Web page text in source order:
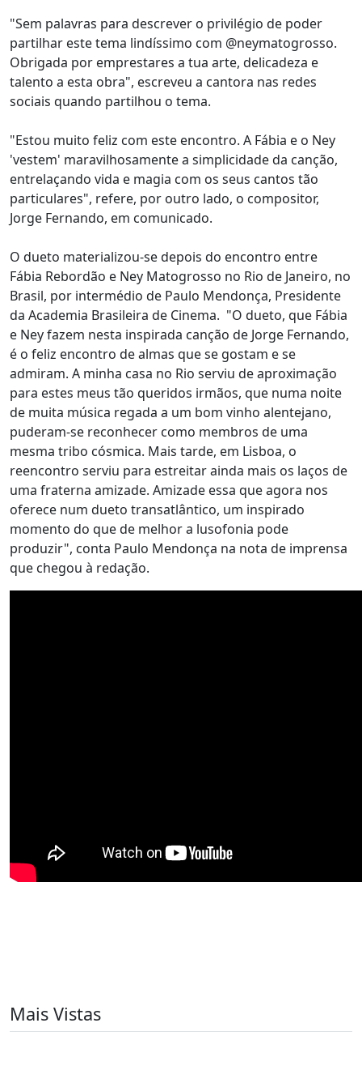
"Sem palavras para descrever o privilégio de poder
partilhar este tema lindíssimo com @neymatogrosso.
Obrigada por emprestares a tua arte, delicadeza e
talento a esta obra", escreveu a cantora nas redes
sociais quando partilhou o tema.
"Estou muito feliz com este encontro. A Fábia e o Ney
'vestem' maravilhosamente a simplicidade da canção,
entrelaçando vida e magia com os seus cantos tão
particulares", refere, por outro lado, o compositor,
Jorge Fernando, em comunicado.
O dueto materializou-se depois do encontro entre
Fábia Rebordão e Ney Matogrosso no Rio de Janeiro, no
Brasil, por intermédio de Paulo Mendonça, Presidente
da Academia Brasileira de Cinema. "O dueto, que Fábia
e Ney fazem nesta inspirada canção de Jorge Fernando,
é o feliz encontro de almas que se gostam e se
admiram. A minha casa no Rio serviu de aproximação
para estes meus tão queridos irmãos, que numa noite
de muita música regada a um bom vinho alentejano,
puderam-se reconhecer como membros de uma
mesma tribo cósmica. Mais tarde, em Lisboa, o
reencontro serviu para estreitar ainda mais os laços de
uma fraterna amizade. Amizade essa que agora nos
oferece num dueto transatlântico, um inspirado
momento do que de melhor a lusofonia pode
produzir", conta Paulo Mendonça na nota de imprensa
que chegou à redação.
Mais Vistas